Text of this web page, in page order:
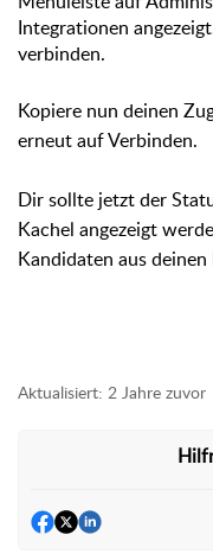
Integrationen
verbinden.
Kopiere nun deinen
erneut auf Verbinden.
Dir sollte jetzt der
Kachel angezeigt
Kandidaten aus
Aktualisiert: 2 Jahre zuvor